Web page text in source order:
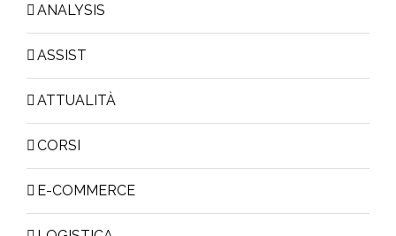
ANALYSIS
ASSIST
ATTUALITÀ
CORSI
E-COMMERCE